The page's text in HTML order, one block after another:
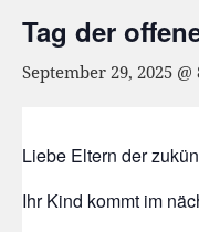
Tag der
September 29, 2025 @
Liebe Eltern der
Ihr Kind kommt im